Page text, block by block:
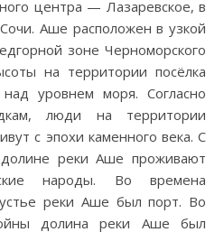
центра — Лазаревское, в
Аше расположен в узкой
зоне Черноморского
на территории посёлка
уровнем моря. Согласно
люди на территории
с эпохи каменного века. С
реки Аше проживают
народы. Во времена
устье реки Аше был порт. Во
долина реки Аше был